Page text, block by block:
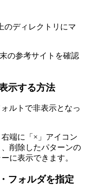
のディレクトリにマ
の参考サイトを確認
示する方法
ォルトで非表示となっ
端に「×」アイコン
削除したパターンの
に表示できます。
フォルダを指定